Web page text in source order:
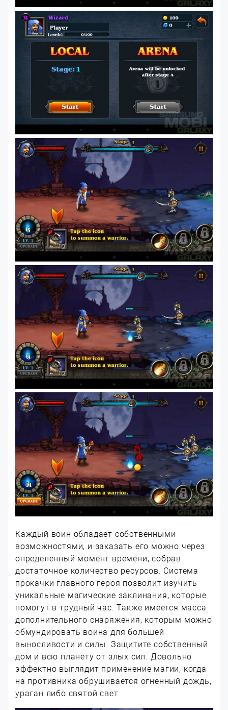
Каждый воин обладает собственными
возможностями, и заказать его можно через
определенный момент времени, собрав
достаточное количество ресурсов. Система
прокачки главного героя позволит изучить
уникальные магические заклинания, которые
помогут в трудный час. Также имеется масса
дополнительного снаряжения, которым можно
обмундировать воина для большей
выносливости и силы. Защитите собственный
дом и всю планету от злых сил. Довольно
эффектно выглядит применение магии, когда
на противника обрушивается огненный дождь,
ураган либо святой свет.